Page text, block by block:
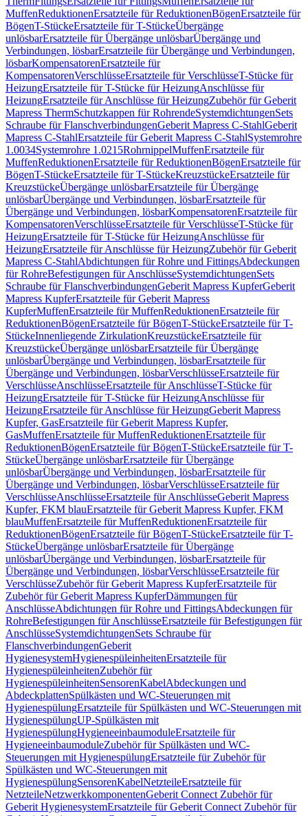
MuffenReduktionenErsatzteile für ReduktionenBögenErsatzteile für
BögenT-StückeErsatzteile für T-StückeÜbergänge
unlösbarErsatzteile für Übergänge unlösbarÜbergänge und
Verbindungen, lösbarErsatzteile für Übergänge und Verbindungen,
lösbarKompensatorenErsatzteile für
KompensatorenVerschlüsseErsatzteile für VerschlüsseT-Stücke für
HeizungErsatzteile für T-Stücke für HeizungAnschlüsse für
HeizungErsatzteile für Anschlüsse für HeizungZubehör für Geberit
Mapress ThermSchutzkappen für RohrendeSystemdichtungenSets
Schraube für FlanschverbindungenGeberit Mapress C-StahlGeberit
Mapress C-StahlErsatzteile für Geberit Mapress C-StahlSystemrohre
1.0034Systemrohre 1.0215RohrnippelMuffenErsatzteile für
MuffenReduktionenErsatzteile für ReduktionenBögenErsatzteile für
BögenT-StückeErsatzteile für T-StückeKreuzstückeErsatzteile für
KreuzstückeÜbergänge unlösbarErsatzteile für Übergänge
unlösbarÜbergänge und Verbindungen, lösbarErsatzteile für
Übergänge und Verbindungen, lösbarKompensatorenErsatzteile für
KompensatorenVerschlüsseErsatzteile für VerschlüsseT-Stücke für
HeizungErsatzteile für T-Stücke für HeizungAnschlüsse für
HeizungErsatzteile für Anschlüsse für HeizungZubehör für Geberit
Mapress C-StahlAbdichtungen für Rohre und FittingsAbdeckungen
für RohreBefestigungen für AnschlüsseSystemdichtungenSets
Schraube für FlanschverbindungenGeberit Mapress KupferGeberit
Mapress KupferErsatzteile für Geberit Mapress
KupferMuffenErsatzteile für MuffenReduktionenErsatzteile für
ReduktionenBögenErsatzteile für BögenT-StückeErsatzteile für T-
StückeInnenliegende ZirkulationKreuzstückeErsatzteile für
KreuzstückeÜbergänge unlösbarErsatzteile für Übergänge
unlösbarÜbergänge und Verbindungen, lösbarErsatzteile für
Übergänge und Verbindungen, lösbarVerschlüsseErsatzteile für
VerschlüsseAnschlüsseErsatzteile für AnschlüsseT-Stücke für
HeizungErsatzteile für T-Stücke für HeizungAnschlüsse für
HeizungErsatzteile für Anschlüsse für HeizungGeberit Mapress
Kupfer, GasErsatzteile für Geberit Mapress Kupfer,
GasMuffenErsatzteile für MuffenReduktionenErsatzteile für
ReduktionenBögenErsatzteile für BögenT-StückeErsatzteile für T-
StückeÜbergänge unlösbarErsatzteile für Übergänge
unlösbarÜbergänge und Verbindungen, lösbarErsatzteile für
Übergänge und Verbindungen, lösbarVerschlüsseErsatzteile für
VerschlüsseAnschlüsseErsatzteile für AnschlüsseGeberit Mapress
Kupfer, FKM blauErsatzteile für Geberit Mapress Kupfer, FKM
blauMuffenErsatzteile für MuffenReduktionenErsatzteile für
ReduktionenBögenErsatzteile für BögenT-StückeErsatzteile für T-
StückeÜbergänge unlösbarErsatzteile für Übergänge
unlösbarÜbergänge und Verbindungen, lösbarErsatzteile für
Übergänge und Verbindungen, lösbarVerschlüsseErsatzteile für
VerschlüsseZubehör für Geberit Mapress KupferErsatzteile für
Zubehör für Geberit Mapress KupferDämmungen für
AnschlüsseAbdichtungen für Rohre und FittingsAbdeckungen für
RohreBefestigungen für AnschlüsseErsatzteile für Befestigungen für
AnschlüsseSystemdichtungenSets Schraube für
FlanschverbindungenGeberit
HygienesystemHygienespüleinheitenErsatzteile für
HygienespüleinheitenZubehör für
HygienespüleinheitenSensorenKabelAbdeckungen und
AbdeckplattenSpülkästen und WC-Steuerungen mit
HygienespülungErsatzteile für Spülkästen und WC-Steuerungen mit
HygienespülungUP-Spülkästen mit
HygienespülungHygieneeinbaumoduleErsatzteile für
HygieneeinbaumoduleZubehör für Spülkästen und WC-
Steuerungen mit HygienespülungErsatzteile für Zubehör für
Spülkästen und WC-Steuerungen mit
HygienespülungSensorenKabelNetzteileErsatzteile für
NetzteileNetzwerkkomponentenGeberit Connect Zubehör für
Geberit HygienesystemErsatzteile für Geberit Connect Zubehör für